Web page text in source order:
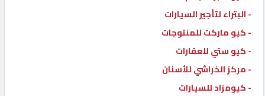
QHOST
- البتراء لتأجير السيارات
- كيو ماركت للمنتوجات
- كيو ستي للعقارات
- مركز الخراشي للأسنان
- كيومزاد للسيارات